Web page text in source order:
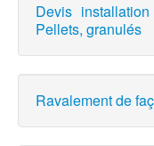
Devis
Pellets, granulés
Ravalement de